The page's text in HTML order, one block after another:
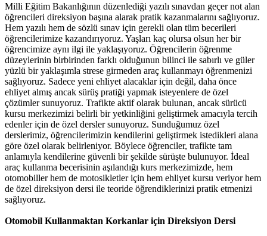
Milli Eğitim Bakanlığının düzenlediği yazılı sınavdan geçer not alan
öğrencileri direksiyon başına alarak pratik kazanmalarını sağlıyoruz.
Hem yazılı hem de sözlü sınav için gerekli olan tüm becerileri
öğrencilerimize kazandırıyoruz. Yaşları kaç olursa olsun her bir
öğrencimize aynı ilgi ile yaklaşıyoruz. Öğrencilerin öğrenme
düzeylerinin birbirinden farklı olduğunun bilinci ile sabırlı ve güler
yüzlü bir yaklaşımla strese girmeden araç kullanmayı öğrenmenizi
sağlıyoruz. Sadece yeni ehliyet alacaklar için değil, daha önce
ehliyet almış ancak sürüş pratiği yapmak isteyenlere de özel
çözümler sunuyoruz. Trafikte aktif olarak bulunan, ancak sürücü
kursu merkezimizi belirli bir yetkinliğini geliştirmek amacıyla tercih
edenler için de özel dersler sunuyoruz. Sunduğumuz özel
derslerimiz, öğrencilerimizin kendilerini geliştirmek istedikleri alana
göre özel olarak belirleniyor. Böylece öğrenciler, trafikte tam
anlamıyla kendilerine güvenli bir şekilde sürüşte bulunuyor. İdeal
araç kullanma becerisinin aşılandığı kurs merkezimizde, hem
otomobiller hem de motosikletler için hem ehliyet kursu veriyor hem
de özel direksiyon dersi ile teoride öğrendiklerinizi pratik etmenizi
sağlıyoruz.
Otomobil Kullanmaktan Korkanlar için Direksiyon Dersi